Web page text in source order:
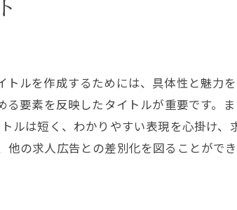
ルを作成するためには、具体性と魅力
要素を反映したタイトルが重要です。
ルは短く、わかりやすい表現を心掛け、
の求人広告との差別化を図ることができ